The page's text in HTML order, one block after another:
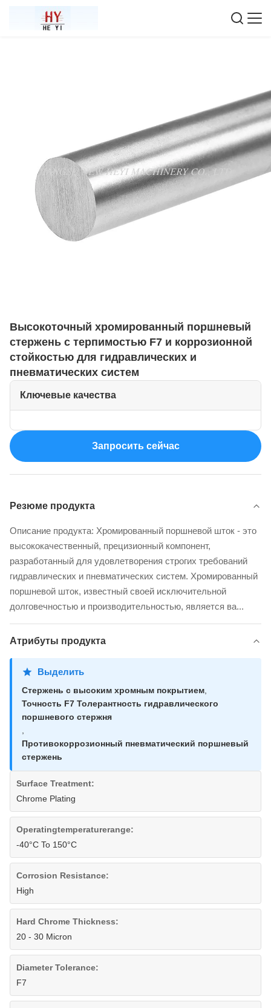
Высокоточный хромированный поршневый
стержень с терпимостью F7 и коррозионной
стойкостью для гидравлических и
пневматических систем
Ключевые качества
Запросить сейчас
Резюме продукта
Описание продукта: Хромированный поршневой шток - это
высококачественный, прецизионный компонент,
разработанный для удовлетворения строгих требований
гидравлических и пневматических систем. Хромированный
поршневой шток, известный своей исключительной
долговечностью и производительностью, является ва...
Атрибуты продукта
Выделить
Стержень с высоким хромным покрытием
Точность F7 Толерантность гидравлического
поршневого стержня
Противокоррозионный пневматический поршневый
стержень
Surface Treatment:
Chrome Plating
Operatingtemperaturerange:
-40°C To 150°C
Corrosion Resistance:
High
Hard Chrome Thickness:
20 - 30 Micron
Diameter Tolerance:
F7